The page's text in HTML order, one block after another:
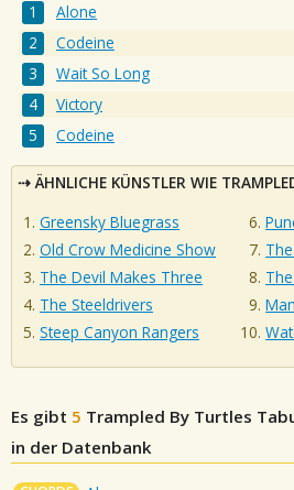
Alone
Codeine
Wait So Long
Victory
Codeine
ÄHNLICHE KÜNSTLER WIE
Greensky Bluegrass
Old Crow Medicine Show
The Devil Makes Three
The Steeldrivers
Steep Canyon Rangers
Es gibt 5 Trampled By Turtles
in der Datenbank